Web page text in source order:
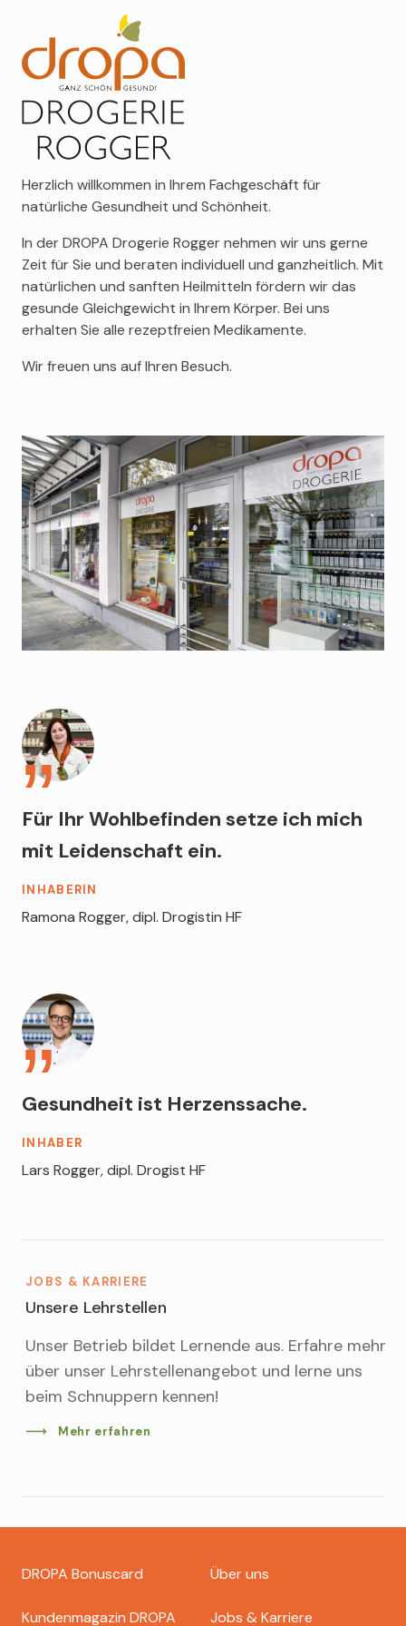
MEHR ERFAHREN
Filabé
Salvatore Ferragamo
Sensai
Louis Widmer
Marlies Möller
Alessandro
Artdeco
Acca Kappa
Berdoues
Calvin Klein
denen wir Sie gerne diskret beraten.
MEHR ERFAHREN
gut oder ausreichend verarbeiten kann. Zum
Angebot zählen glutenfreie Kost, diverse
Milchersatzprodukte, rein pflanzlichen Alternativen
und vieles mehr. Aber auch ernährungsbewusste
Menschen kommen mit Reformartikel auf ihre Kosten:
Das Sortiment reicht von sorgfältig verarbeitetem
Getreide, über Müeslimischungen bis zur Instant-
Bouillon oder Nüssen aus biologischer Herstellung.
MEHR ERFAHREN
Herzlich willkommen in Ihrem Fachgeschäft für
natürliche Gesundheit und Schönheit.
In der DROPA Drogerie Rogger nehmen wir uns gerne
Zeit für Sie und beraten individuell und ganzheitlich. Mit
natürlichen und sanften Heilmitteln fördern wir das
gesunde Gleichgewicht in Ihrem Körper. Bei uns
erhalten Sie alle rezeptfreien Medikamente.
Wir freuen uns auf Ihren Besuch.
Für Ihr Wohlbefinden setze ich mich
mit Leidenschaft ein.
INHABERIN
Ramona Rogger, dipl. Drogistin HF
Gesundheit ist Herzenssache.
INHABER
Lars Rogger, dipl. Drogist HF
JOBS & KARRIERE
Unsere Lehrstellen
Unser Betrieb bildet Lernende aus. Erfahre mehr
über unser Lehrstellenangebot und lerne uns
beim Schnuppern kennen!
Mehr erfahren
Footer
dropa
DROPA Bonuscard
Kundenmagazin DROPA
Über uns
Jobs & Karriere